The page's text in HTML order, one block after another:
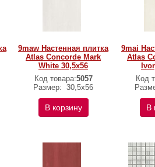
9maw Настенная плитка
Atlas Concorde Mark
White 30,5x56
Код товара:5057
Размер: 30,5x56
В корзину
9mai
Atlas
Код
В